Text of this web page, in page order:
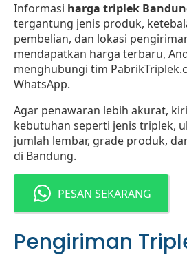
Informasi harga triplek
tergantung jenis produk,
pembelian, dan lokasi
mendapatkan harga terbaru,
menghubungi tim
WhatsApp.
Agar penawaran lebih akurat,
kebutuhan seperti jenis triplek,
jumlah lembar, grade produk,
di Bandung.
PESAN SEKARANG
Pengiriman